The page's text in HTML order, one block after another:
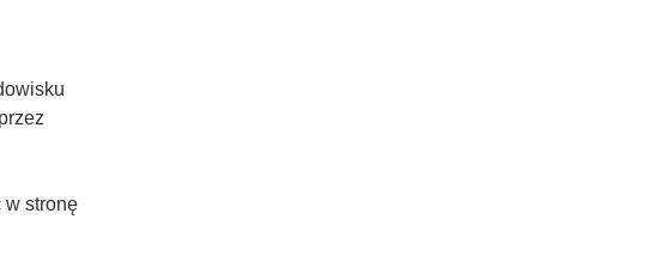
w stronę